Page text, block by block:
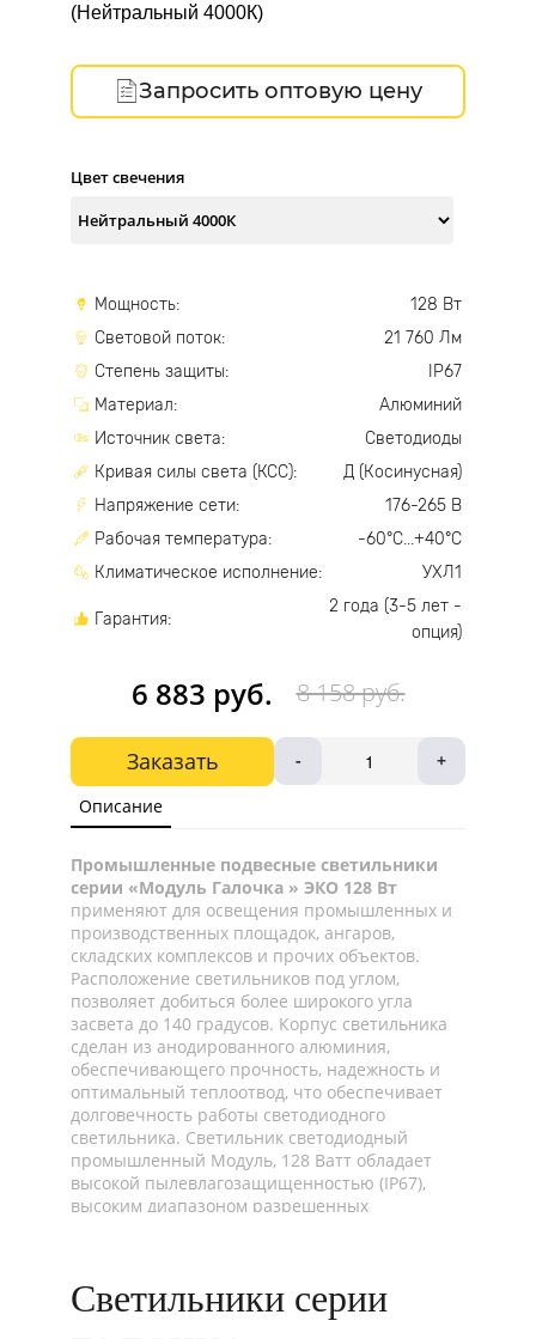
(Нейтральный 4000К)
6 883 руб. 8 158 руб.
Заказать - +
Запросить оптовую цену
Цвет свечения
Мощность:
128 Вт
Световой поток:
21 760 Лм
Степень защиты:
IP67
Материал:
Алюминий
Источник света:
Светодиоды
Кривая силы света (КСС):
Д (Косинусная)
Напряжение сети:
176-265 В
Рабочая температура:
-60°С...+40°С
Климатическое исполнение:
УХЛ1
Гарантия:
2 года (3-5 лет -
опция)
Описание
Промышленные подвесные светильники
серии «Модуль Галочка » ЭКО 128 Вт
применяют для освещения промышленных и
производственных площадок, ангаров,
складских комплексов и прочих объектов.
Расположение светильников под углом,
позволяет добиться более широкого угла
засвета до 140 градусов. Корпус светильника
сделан из анодированного алюминия,
обеспечивающего прочность, надежность и
оптимальный теплоотвод, что обеспечивает
долговечность работы светодиодного
светильника. Светильник светодиодный
промышленный Модуль, 128 Ватт обладает
высокой пылевлагозащищенностью (IP67),
высоким диапазоном разрешенных
наружного, так и для внутреннего освещения.
Светодиодный промышленный светильник
Светильники серии